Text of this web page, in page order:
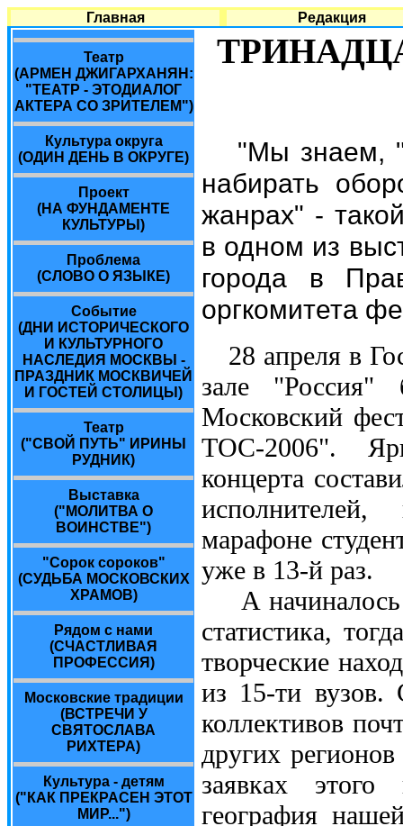
Главная Редакция
Театр
(АРМЕН ДЖИГАРХАНЯН:
"ТЕАТР - ЭТОДИАЛОГ
АКТЕРА СО ЗРИТЕЛЕМ")
Культура округа
(ОДИН ДЕНЬ В ОКРУГЕ)
Проект
(НА ФУНДАМЕНТЕ
КУЛЬТУРЫ)
Проблема
(СЛОВО О ЯЗЫКЕ)
Событие
(ДНИ ИСТОРИЧЕСКОГО
И КУЛЬТУРНОГО
НАСЛЕДИЯ МОСКВЫ -
ПРАЗДНИК МОСКВИЧЕЙ
И ГОСТЕЙ СТОЛИЦЫ)
Театр
("СВОЙ ПУТЬ" ИРИНЫ
РУДНИК)
Выставка
("МОЛИТВА О
ВОИНСТВЕ")
"Сорок сороков"
(СУДЬБА МОСКОВСКИХ
ХРАМОВ)
Рядом с нами
(СЧАСТЛИВАЯ
ПРОФЕССИЯ)
Московские традиции
(ВСТРЕЧИ У
СВЯТОСЛАВА
РИХТЕРА)
Культура - детям
("КАК ПРЕКРАСЕН ЭТОТ
МИР...")
"Мы знаем,
набирать
жанрах" -
в одном из
города в
оргкомитета
28 апреля в
зале "Россия"
Московский
ТОС-2006".
концерта
марафоне
уже в 13-й раз.
А начиналось
статистика,
творческие
из 15-ти
коллективов
других
заявках этого
география